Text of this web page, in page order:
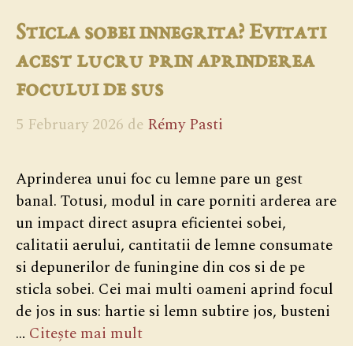
Sticla sobei innegrita? Evitati
acest lucru prin aprinderea
focului de sus
5 February 2026 de Rémy Pasti
Aprinderea unui foc cu lemne pare un gest
banal. Totusi, modul in care porniti arderea are
un impact direct asupra eficientei sobei,
calitatii aerului, cantitatii de lemne consumate
si depunerilor de funingine din cos si de pe
sticla sobei. Cei mai multi oameni aprind focul
de jos in sus: hartie si lemn subtire jos, busteni
… Citește mai mult